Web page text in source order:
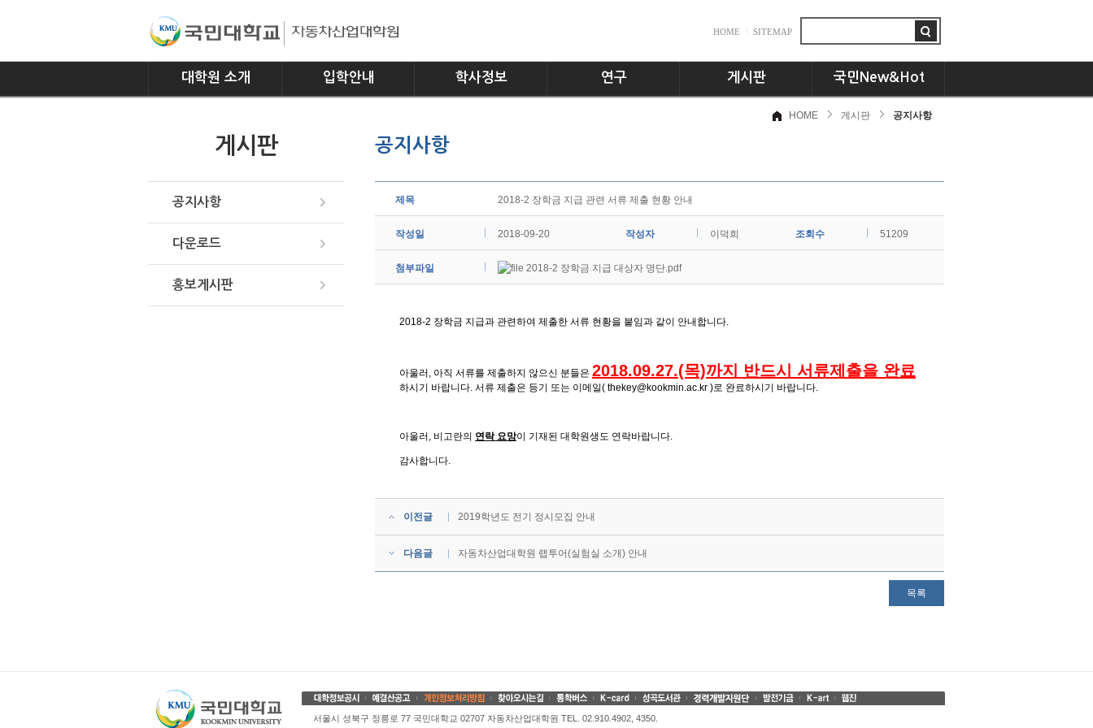
HOME SITEMAP
대학원 소개 입학안내 학사정보
교과과정
연구 게시판 국민New&Hot
뉴스플러스
교수님의 서재
게시판
공지사항
다운로드
홍보게시판
공지사항
HOME 게시판 공지사항
제목 2018-2 장학금 지급 관련 서류 제출 현황 안내
작성일 2018-09-20 작성자 이덕희 조회수 51209
첨부파일 2018-2 장학금 지급 대상자 명단.pdf
2018-2 장학금 지급과 관련하여 제출한 서류 현황을 붙임과 같이 안내합니다.
아울러, 아직 서류를 제출하지 않으신 분들은 2018.09.27.(목)까지 반드시 서류제출을 완료
하시기 바랍니다. 서류 제출은 등기 또는 이메일( thekey@kookmin.ac.kr )로 완료하시기 바랍니다.
아울러, 비고란의 연락 요망이 기재된 대학원생도 연락바랍니다.
감사합니다.
이전글 2019학년도 전기 정시모집 안내
다음글 자동차산업대학원 랩투어(실험실 소개) 안내
목록
서울시 성북구 정릉로 77 국민대학교 02707 자동차산업대학원 TEL. 02.910.4902, 4350.